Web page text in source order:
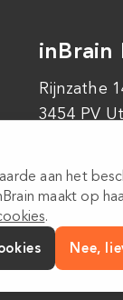
inBrain
Rijnzathe
3454 PV
aan het
maakt op
.
Nee,